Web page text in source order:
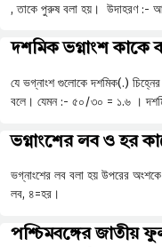
, তাকে পুরুষ বলা হয়। উদাহরণ :-
দশমিক ভগ্নাংশ কাকে
যে ভগ্নাংশ গুলোকে দশমিক(.)
বলে। যেমন :- ৫০/৩০ = ১.৬ ।
ভগ্নাংশের লব ও হর
ভগ্নাংশের লব বলা হয় উপরের
লব, ৪=হর।
পশ্চিমবঙ্গের জাতীয়